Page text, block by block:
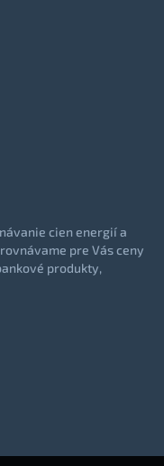
cien energií a
pre Vás ceny
produkty,